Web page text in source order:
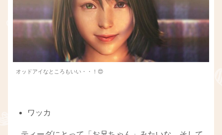
オッドアイなところもいい・・！😍
ワッカ